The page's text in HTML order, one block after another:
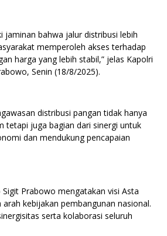
jaminan bahwa jalur distribusi lebih
memperoleh akses terhadap
harga yang lebih stabil,” jelas Kapolri
Senin (18/8/2025).
distribusi pangan tidak hanya
tetapi juga bagian dari sinergi untuk
dan mendukung pencapaian
Sigit Prabowo mengatakan visi Asta
kebijakan pembangunan nasional.
serta kolaborasi seluruh